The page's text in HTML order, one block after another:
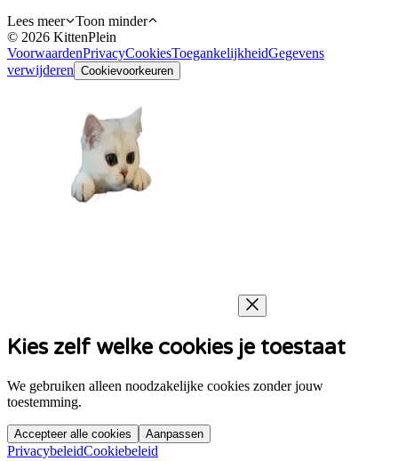
Lees meer
Toon minder
© 2026 KittenPlein
VoorwaardenPrivacyCookiesToegankelijkheidGegevens
verwijderen Cookievoorkeuren
Kies zelf welke cookies je toestaat
We gebruiken alleen noodzakelijke cookies zonder jouw
toestemming.
Accepteer alle cookies Aanpassen
PrivacybeleidCookiebeleid